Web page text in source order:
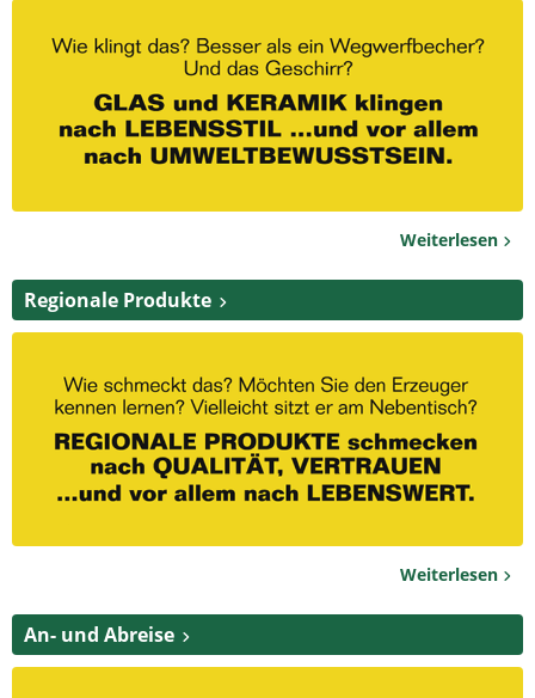
Weiterlesen
Regionale Produkte
Weiterlesen
An- und Abreise